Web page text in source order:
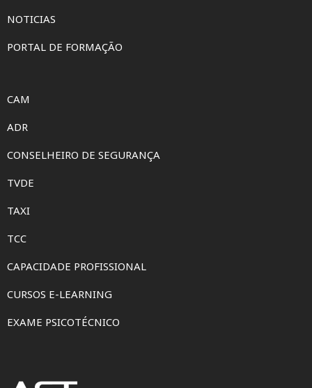
NOTICIAS
PORTAL DE FORMAÇÃO
CAM
ADR
CONSELHEIRO DE SEGURANÇA
TVDE
TAXI
TCC
CAPACIDADE PROFISSIONAL
CURSOS E-LEARNING
EXAME PSICOTÉCNICO